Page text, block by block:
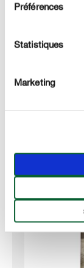
Préférences
Statistiques
Marketing
DÉTAILS
DES
Ces produits